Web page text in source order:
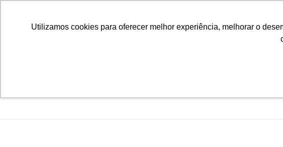
Utilizamos cookies para oferecer melhor experiência, melhorar o